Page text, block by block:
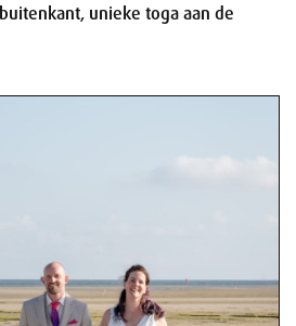
unieke toga aan de